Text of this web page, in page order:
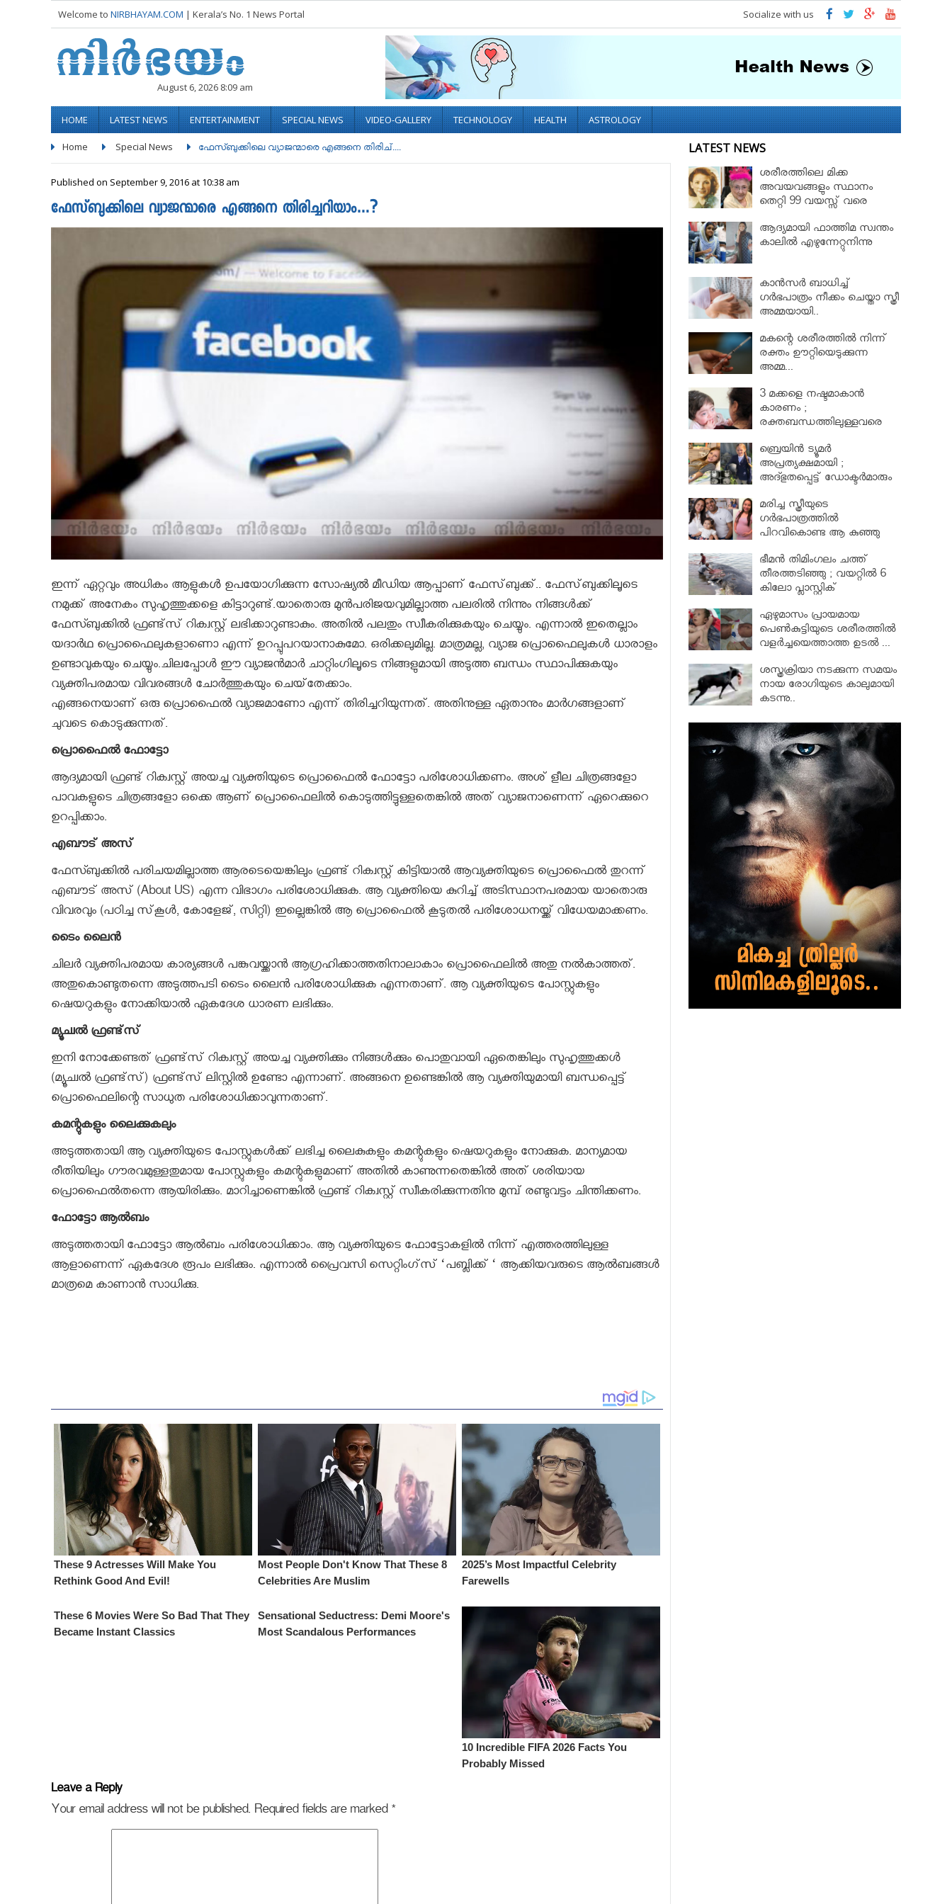
Welcome to NIRBHAYAM.COM | Kerala’s No. 1 News Portal Socialize with us
August 6, 2026 8:09 am
HOME LATEST NEWS ENTERTAINMENT SPECIAL NEWS VIDEO-GALLERY TECHNOLOGY HEALTH ASTROLOGY
Home Special News ഫേസ്ബുക്കിലെ വ്യാജന്മാരെ എങ്ങനെ തിരിച്....
Published on September 9, 2016 at 10:38 am
ഫേസ്ബുക്കിലെ വ്യാജന്മാരെ എങ്ങനെ തിരിച്ചറിയാം…?
ഇന്ന് ഏറ്റവും അധികം ആളുകൾ ഉപയോഗിക്കുന്ന സോഷ്യൽ മീഡിയ ആപ്പാണ് ഫേസ്‌ബുക്ക്.. ഫേസ്‌ബുക്കിലൂടെ
നമുക്ക് അനേകം സുഹൃത്തുക്കളെ കിട്ടാറുണ്ട്.യാതൊരു മുന്‍പരിജയവുമില്ലാത്ത പലരില്‍ നിന്നും നിങ്ങള്‍ക്ക്
ഫേസ്ബുക്കില്‍ ഫ്രണ്ട്‌സ് റിക്വസ്റ്റ് ലഭിക്കാറുണ്ടാകും. അതില്‍ പലതും സ്വീകരിക്കുകയും ചെയ്യും. എന്നാല്‍ ഇതെല്ലാം
യദാര്‍ഥ പ്രൊഫൈലുകളാണൊ എന്ന് ഉറപ്പുപറയാനാകുമോ. ഒരിക്കലുമില്ല. മാത്രമല്ല, വ്യാജ പ്രൊഫൈലുകള്‍ ധാരാളം
ഉണ്ടാവുകയും ചെയ്യും.ചിലപ്പോള്‍ ഈ വ്യാജന്‍മാര്‍ ചാറ്റിംഗിലൂടെ നിങ്ങളുമായി അടുത്ത ബന്ധം സ്ഥാപിക്കുകയും
വ്യക്തിപരമായ വിവരങ്ങള്‍ ചോര്‍ത്തുകയും ചെയ്‌തേക്കാം.
എങ്ങനെയാണ് ഒരു പ്രൊഫൈല്‍ വ്യാജമാണോ എന്ന് തിരിച്ചറിയുന്നത്. അതിനുള്ള ഏതാനും മാര്‍ഗങ്ങളാണ്
ചുവടെ കൊടുക്കുന്നത്.
പ്രൊഫൈല്‍ ഫോട്ടോ
ആദ്യമായി ഫ്രണ്ട് റിക്വസ്റ്റ് അയച്ച വ്യക്തിയുടെ പ്രൊഫൈല്‍ ഫോട്ടോ പരിശോധിക്കണം. അശ് ളീല ചിത്രങ്ങളോ
പാവകളുടെ ചിത്രങ്ങളോ ഒക്കെ ആണ് പ്രൊഫൈലില്‍ കൊടുത്തിട്ടുള്ളതെങ്കില്‍ അത് വ്യാജനാണെന്ന് ഏറെക്കുറെ
ഉറപ്പിക്കാം.
എബൗട് അസ്
ഫേസ്ബുക്കില്‍ പരിചയമില്ലാത്ത ആരടെയെങ്കിലും ഫ്രണ്ട് റിക്വസ്റ്റ് കിട്ടിയാല്‍ ആവ്യക്തിയുടെ പ്രൊഫൈല്‍ തുറന്ന്
എബൗട് അസ് (About US) എന്ന വിഭാഗം പരിശോധിക്കുക. ആ വ്യക്തിയെ കുറിച്ച് അടിസ്ഥാനപരമായ യാതൊരു
വിവരവും (പഠിച്ച സ്‌കൂള്‍, കോളേജ്, സിറ്റി) ഇല്ലെങ്കില്‍ ആ പ്രൊഫൈല്‍ കൂടുതല്‍ പരിശോധനയ്ക്ക് വിധേയമാക്കണം.
ടൈം ലൈന്‍
ചിലര്‍ വ്യക്തിപരമായ കാര്യങ്ങള്‍ പങ്കുവയ്ക്കാന്‍ ആഗ്രഹിക്കാത്തതിനാലാകാം പ്രൊഫൈലില്‍ അതു നല്‍കാത്തത്.
അതുകൊണ്ടുതന്നെ അടുത്തപടി ടൈം ലൈന്‍ പരിശോധിക്കുക എന്നതാണ്. ആ വ്യക്തിയുടെ പോസ്റ്റുകളും
ഷെയറുകളും നോക്കിയാല്‍ ഏകദേശ ധാരണ ലഭിക്കും.
മ്യൂച്വല്‍ ഫ്രണ്ട്‌സ്
ഇനി നോക്കേണ്ടത് ഫ്രണ്ട്‌സ് റിക്വസ്റ്റ് അയച്ച വ്യക്തിക്കും നിങ്ങള്‍ക്കും പൊതുവായി ഏതെങ്കിലും സുഹൃത്തുക്കള്‍
(മ്യൂച്വല്‍ ഫ്രണ്ട്‌സ്) ഫ്രണ്ട്‌സ് ലിസ്റ്റില്‍ ഉണ്ടോ എന്നാണ്. അങ്ങനെ ഉണ്ടെങ്കില്‍ ആ വ്യക്തിയുമായി ബന്ധപ്പെട്ട്
പ്രൊഫൈലിന്റെ സാധുത പരിശോധിക്കാവുന്നതാണ്.
കമന്റുകളും ലൈക്കുകലും
അടുത്തതായി ആ വ്യക്തിയുടെ പോസ്റ്റുകള്‍ക്ക് ലഭിച്ച ലൈകുകളും കമന്റുകളും ഷെയറുകളും നോക്കുക. മാന്യമായ
രീതിയിലും ഗൗരവമുള്ളതുമായ പോസ്റ്റുകളും കമന്റുകളുമാണ് അതില്‍ കാണുന്നതെങ്കില്‍ അത് ശരിയായ
പ്രൊഫൈല്‍തന്നെ ആയിരിക്കും. മാറിച്ചാണെങ്കില്‍ ഫ്രണ്ട് റിക്വസ്റ്റ് സ്വീകരിക്കുന്നതിനു മുമ്പ് രണ്ടുവട്ടം ചിന്തിക്കണം.
ഫോട്ടോ ആല്‍ബം
അടുത്തതായി ഫോട്ടോ ആല്‍ബം പരിശോധിക്കാം. ആ വ്യക്തിയുടെ ഫോട്ടോകളില്‍ നിന്ന് എത്തരത്തിലുള്ള
ആളാണെന്ന് ഏകദേശ രൂപം ലഭിക്കും. എന്നാല്‍ പ്രൈവസി സെറ്റിംഗ്‌സ് ‘പബ്ലിക്ക് ‘ ആക്കിയവരുടെ ആല്‍ബങ്ങള്‍
മാത്രമെ കാണാന്‍ സാധിക്കു.
Leave a Reply
Your email address will not be published. Required fields are marked *
LATEST NEWS
ശരീരത്തിലെ മിക്ക
അവയവങ്ങളും സ്ഥാനം
തെറ്റി 99 വയസ്സ് വരെ
ആദ്യമായി ഫാത്തിമ സ്വന്തം
കാലില്‍ എഴുന്നേറ്റുനിന്നു
കാൻസർ ബാധിച്ച്
ഗർഭപാത്രം നീക്കം ചെയ്താ സ്ത്രീ
അമ്മയായി..
മകന്റെ ശരീരത്തില്‍ നിന്ന്
രക്തം ഊറ്റിയെടുക്കുന്ന
അമ്മ...
3 മക്കളെ നഷ്ടമാകാൻ
കാരണം ;
രക്തബന്ധത്തിലുള്ളവരെ
ബ്രെയിൻ ട്യൂമർ
അപ്രത്യക്ഷമായി ;
അദ്ഭുതപ്പെട്ട് ഡോക്ടർമാരും
മരിച്ച സ്ത്രീയുടെ
ഗര്‍ഭപാത്രത്തില്‍
പിറവികൊണ്ട ആ കുഞ്ഞു
ഭീമന്‍ തിമിംഗലം ചത്ത്
തീരത്തടിഞ്ഞു ; വയറ്റില്‍ 6
കിലോ പ്ലാസ്റ്റിക്
ഏഴുമാസം പ്രായമായ
പെണ്‍കുട്ടിയുടെ ശരീരത്തില്‍
വളര്‍ച്ചയെത്താത്ത ഉടല്‍ ...
ശസ്ത്രക്രിയാ നടക്കുന്ന സമയം
നായ രോഗിയുടെ കാലുമായി
കടന്നു..